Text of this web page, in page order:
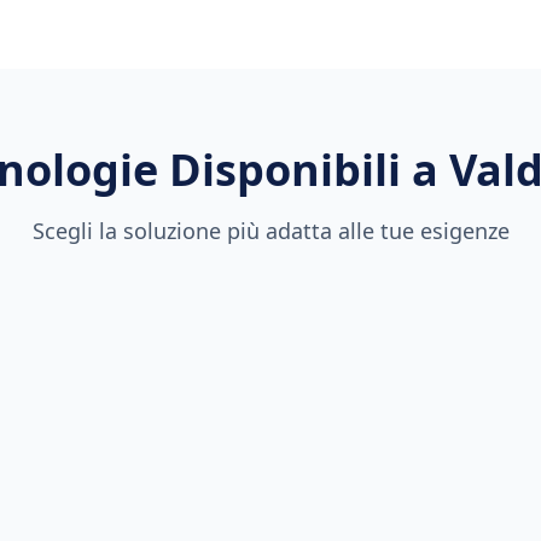
Disponibili a
Scegli la soluzione più adatta alle tue esigenze